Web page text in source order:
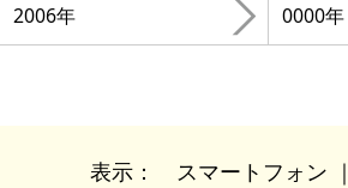
2006年 0000年
表示： スマートフォン ｜